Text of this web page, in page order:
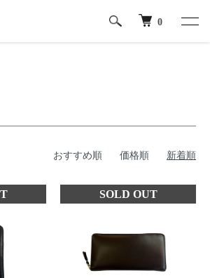
0
おすすめ順 価格順 新着順